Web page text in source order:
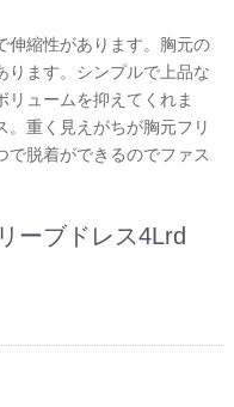
縮性があります。胸元の
ります。シンプルで上品な
リュームを抑えてくれま
重く見えがちが胸元フリ
で脱着ができるのでファス
ーブドレス4Lrd